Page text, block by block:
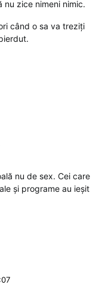
nu zice nimeni nimic.
când o sa va treziți
nu de sex. Cei care
și programe au ieșit